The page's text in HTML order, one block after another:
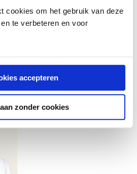
cookies om het gebruik van deze
te verbeteren en voor
accepteren
zonder cookies
ik prostaatproblemen?
of